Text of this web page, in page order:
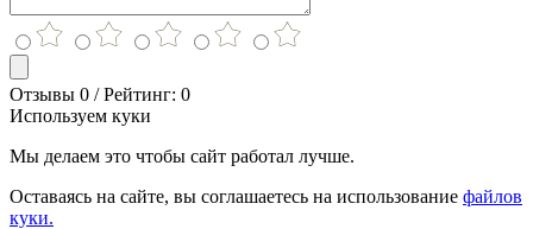
Отзывы 0 / Рейтинг: 0
Используем куки
Мы делаем это чтобы сайт работал лучше.
Оставаясь на сайте, вы соглашаетесь на использование файлов
куки.